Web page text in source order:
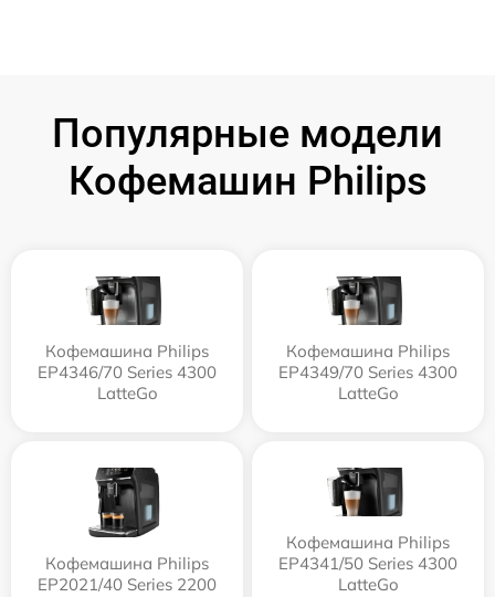
Популярные модели
Кофемашин Philips
Кофемашина Philips
EP4346/70 Series 4300
LatteGo
Кофемашина Philips
EP4349/70 Series 4300
LatteGo
Кофемашина Philips
EP2021/40 Series 2200
Кофемашина Philips
EP4341/50 Series 4300
LatteGo